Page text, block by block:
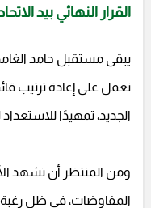
القرار النهائي بيد
يبقى مستقبل حامد الغامدي
تعمل على إعادة ترتيب
الجديد، تمهيدًا
ومن المنتظر أن تشهد
المفاوضات، في ظل